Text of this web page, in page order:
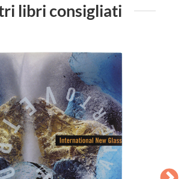
libri consigliati